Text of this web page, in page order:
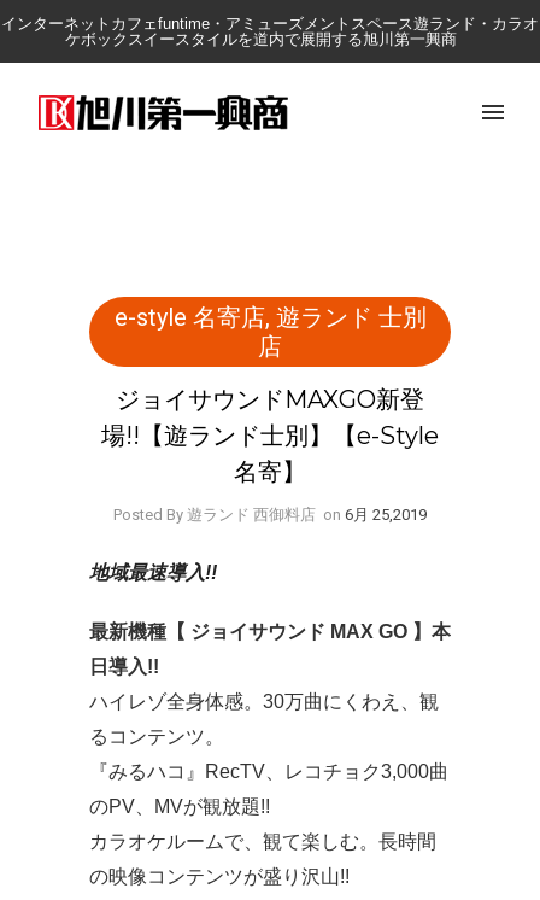
インターネットカフェfuntime・アミューズメントスペース遊ランド・カラオ
ケボックスイースタイルを道内で展開する旭川第一興商
e-style 名寄店, 遊ランド 士別
店
ジョイサウンドMAXGO新登
場!!【遊ランド士別】【e-Style
名寄】
Posted By 遊ランド 西御料店 on 6月 25,2019
地域最速導入!!
最新機種【 ジョイサウンド MAX GO 】本
日導入!!
ハイレゾ全身体感。30万曲にくわえ、観
るコンテンツ。
『みるハコ』RecTV、レコチョク3,000曲
のPV、MVが観放題!!
カラオケルームで、観て楽しむ。長時間
の映像コンテンツが盛り沢山!!